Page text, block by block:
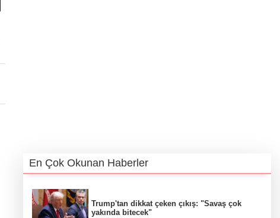
En Çok Okunan Haberler
Trump'tan dikkat çeken çıkış: "Savaş çok
yakında bitecek"